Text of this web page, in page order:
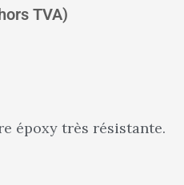
TVA)
époxy très résistante.